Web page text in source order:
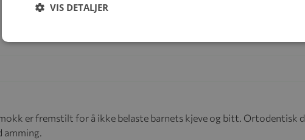
er fremstilt for å ikke belaste barnets kjeve og bitt. Ortodentisk
VIS DETALJER